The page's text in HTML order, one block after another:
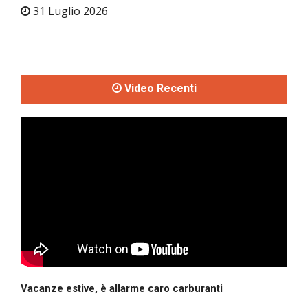
31 Luglio 2026
Video Recenti
Vacanze estive, è allarme caro carburanti